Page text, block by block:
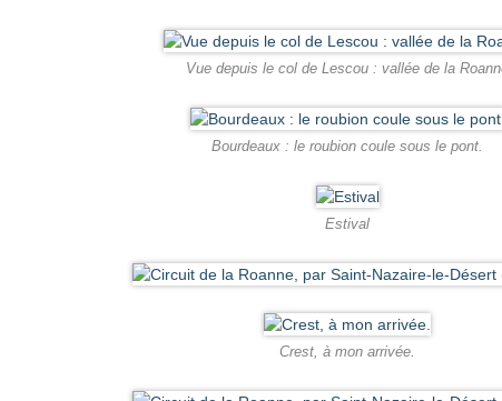
Vue depuis le col de Lescou : vallée de la
Bourdeaux : le roubion coule sous le pont.
Estival
Crest, à mon arrivée.